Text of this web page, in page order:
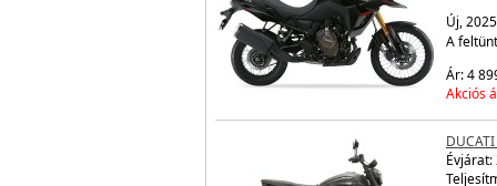
Új,
A
Ár: 4
Akciós
Évjárat: